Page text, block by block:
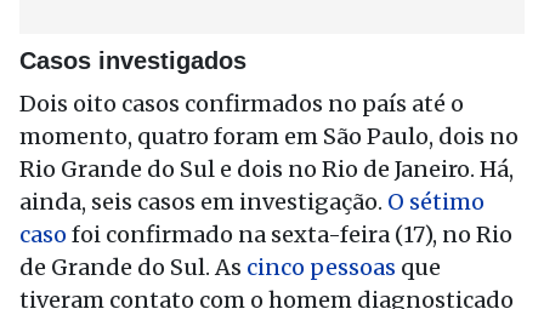
Casos investigados
Dois oito casos confirmados no país até o
momento, quatro foram em São Paulo, dois no
Rio Grande do Sul e dois no Rio de Janeiro. Há,
ainda, seis casos em investigação. O sétimo
caso foi confirmado na sexta-feira (17), no Rio
de Grande do Sul. As cinco pessoas que
tiveram contato com o homem diagnosticado